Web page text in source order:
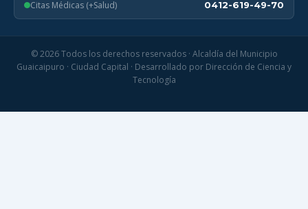
Citas Médicas (+Salud) 0412-619-49-70
© 2026 Todos los derechos reservados · Alcaldía del Municipio
Guaicaipuro · Ciudad Capital · Desarrollado por Dirección de Ciencia y
Tecnología